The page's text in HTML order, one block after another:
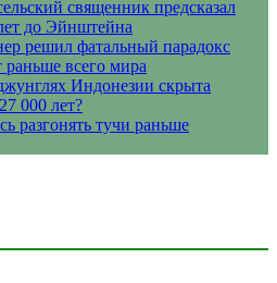
священник предсказал
до Эйнштейна
решил фатальный парадокс
раньше всего мира
Индонезии скрыта
000 лет?
разгонять тучи раньше